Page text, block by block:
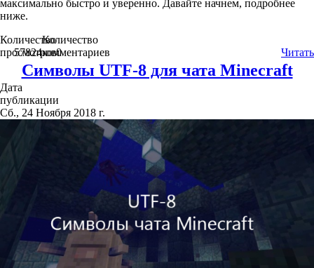
максимально быстро и уверенно. Давайте начнем, подробнее
ниже.
Количество
просмотров
57824
Количество
комментариев
0 Читать
Символы UTF-8 для чата Minecraft
Дата
публикации
Сб., 24 Ноября 2018 г.